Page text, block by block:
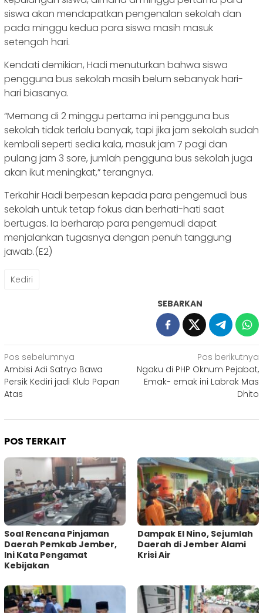
siswa akan mendapatkan pengenalan sekolah dan
pada minggu kedua para siswa masih masuk
setengah hari.
Kendati demikian, Hadi menuturkan bahwa siswa
pengguna bus sekolah masih belum sebanyak hari-
hari biasanya.
“Memang di 2 minggu pertama ini pengguna bus
sekolah tidak terlalu banyak, tapi jika jam sekolah sudah
kembali seperti sedia kala, masuk jam 7 pagi dan
pulang jam 3 sore, jumlah pengguna bus sekolah juga
akan ikut meningkat,” terangnya.
Terkahir Hadi berpesan kepada para pengemudi bus
sekolah untuk tetap fokus dan berhati-hati saat
bertugas. Ia berharap para pengemudi dapat
menjalankan tugasnya dengan penuh tanggung
jawab.(E2)
Kediri
SEBARKAN
Navigasi
pos
Pos sebelumnya
Ambisi Adi Satryo Bawa
Persik Kediri jadi Klub Papan
Atas
Pos berikutnya
Ngaku di PHP Oknum Pejabat,
Emak- emak ini Labrak Mas
Dhito
POS TERKAIT
‎Soal Rencana Pinjaman
Daerah Pemkab Jember,
Ini Kata Pengamat
Kebijakan ‎
Dampak El Nino, Sejumlah
Daerah di Jember Alami
Krisi Air